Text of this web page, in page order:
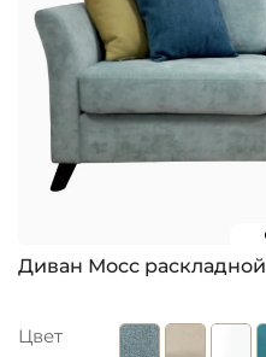
Диван Мосс раскладной
Цвет